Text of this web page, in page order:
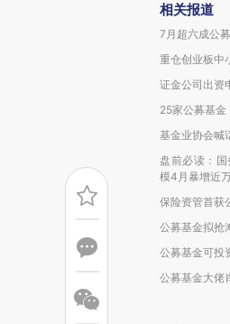
相关报道
7月超六成公
重仓创业板中
证金公司出资
25家公募基金
基金业协会喊
盘前必读：
模4月暴增近
保险资管首获
公募基金拟抢
公募基金可投
公募基金大佬